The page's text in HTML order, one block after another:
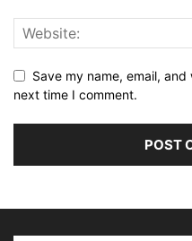
Save my name, email,
next time I comment.